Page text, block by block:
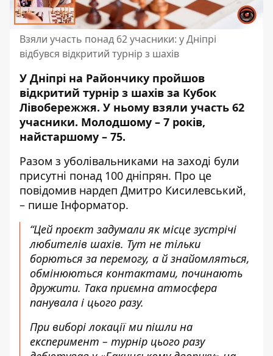
Взяли участь понад 62 учасники: у Дніпрі
відбувся відкритий турнір з шахів
У Дніпрі на Райончику пройшов
відкритий турнір з шахів за Кубок
Лівобережжя. У ньому взяли участь 62
учасники. Молодшому – 7 років,
найстаршому – 75.
Разом з уболівальниками на заході були
присутні понад 100 дніпрян. Про це
повідомив нардеп Дмитро Кисилевський,
– пише Інформатор.
“Цей проєкт задумали як місце зустрічі
любителів шахів. Тут не тільки
борються за перемогу, а й знайомляться,
обмінюються контактами, починають
дружити. Така приємна атмосфера
панувала і цього разу.
При виборі локації ми пішли на
експеримент – турнір цього разу